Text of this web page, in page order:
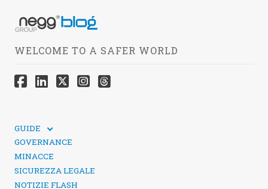
WELCOME TO A SAFER WORLD
GUIDE
SICUREZZA DEI SOCIAL MEDIA
GOVERNANCE
MINACCE
SICUREZZA LEGALE
NOTIZIE FLASH